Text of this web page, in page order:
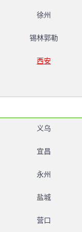
徐州
锡林郭勒
西安
义乌
宜昌
永州
盐城
营口